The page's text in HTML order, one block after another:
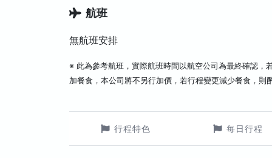
航班
無航班安排
※ 此為參考航班，實際航班時間以航空公司為最終確認，
加餐食，本公司將不另行加價，若行程變更減少餐食，則
行程特色 每日行程